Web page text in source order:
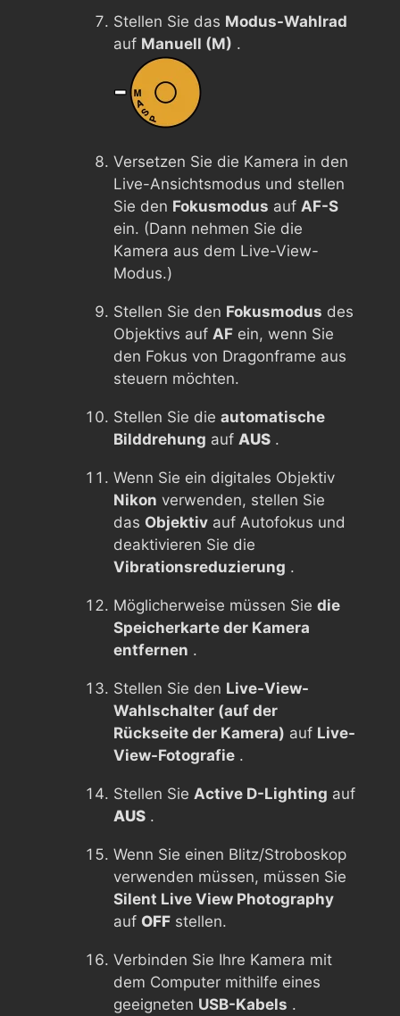
Stellen Sie das Modus-Wahlrad
auf Manuell (M) .
Versetzen Sie die Kamera in den
Live-Ansichtsmodus und stellen
Sie den Fokusmodus auf AF-S
ein. (Dann nehmen Sie die
Kamera aus dem Live-View-
Modus.)
Stellen Sie den Fokusmodus des
Objektivs auf AF ein, wenn Sie
den Fokus von Dragonframe aus
steuern möchten.
Stellen Sie die automatische
Bilddrehung auf AUS .
Wenn Sie ein digitales Objektiv
Nikon verwenden, stellen Sie
das Objektiv auf Autofokus und
deaktivieren Sie die
Vibrationsreduzierung .
Möglicherweise müssen Sie die
Speicherkarte der Kamera
entfernen .
Stellen Sie den Live-View-
Wahlschalter (auf der
Rückseite der Kamera) auf Live-
View-Fotografie .
Stellen Sie Active D-Lighting auf
AUS .
Wenn Sie einen Blitz/Stroboskop
verwenden müssen, müssen Sie
Silent Live View Photography
auf OFF stellen.
Verbinden Sie Ihre Kamera mit
dem Computer mithilfe eines
geeigneten USB-Kabels .